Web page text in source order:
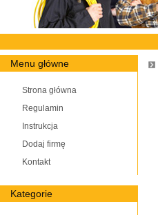
Menu główne
Strona główna
Regulamin
Instrukcja
Dodaj firmę
Kontakt
Kategorie